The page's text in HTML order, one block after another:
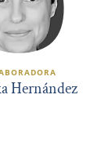
Hernández